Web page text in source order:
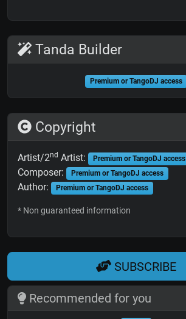
Tanda Builder
Premium or TangoDJ access
Copyright
Artist/2nd Artist: Premium or TangoDJ access
Composer: Premium or TangoDJ access
Author: Premium or TangoDJ access
* Non guaranteed information
SUBSCRIBE
Recommended for you